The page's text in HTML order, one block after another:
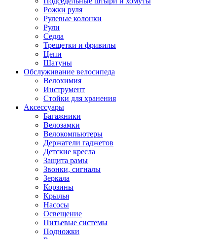
Рожки руля
Рулевые колонки
Рули
Седла
Трещетки и фривилы
Цепи
Шатуны
Обслуживание велосипеда
Велохимия
Инструмент
Стойки для хранения
Аксессуары
Багажники
Велозамки
Велокомпьютеры
Держатели гаджетов
Детские кресла
Защита рамы
Звонки, сигналы
Зеркала
Корзины
Крылья
Насосы
Освещение
Питьевые системы
Подножки